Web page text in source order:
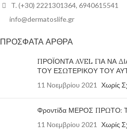
T. (+30) 2221301364, 6940615541
info@dermatoslife.gr
ΠΡΟΣΦΑΤΑ ΑΡΘΡΑ
ΠΡΟΪΟΝΤΑ AVEL ΓΙΑ ΝΑ
ΤΟΥ ΕΣΩΤΕΡΙΚΟΥ ΤΟΥ
11 Νοεμβρίου 2021 Χωρίς
Φροντίδα ΜΕΡΟΣ ΠΡΩΤΟ:
11 Νοεμβρίου 2021 Χωρίς